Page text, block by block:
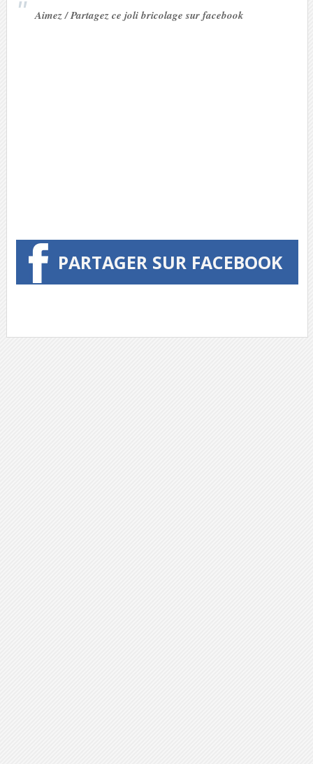
Aimez / Partagez ce joli bricolage sur facebook
PARTAGER SUR FACEBOOK